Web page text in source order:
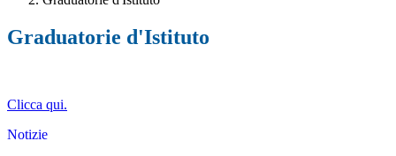
Graduatorie d'Istituto
Clicca qui.
Notizie